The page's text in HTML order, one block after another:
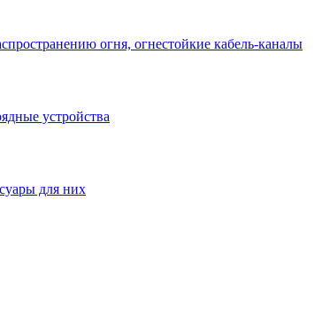
огня, огнестойкие кабель-каналы
устройства
для них